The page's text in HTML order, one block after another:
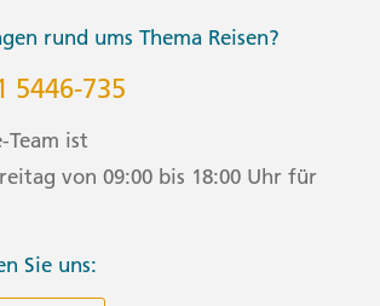
rund ums Thema Reisen?
5446-735
Team ist
von 09:00 bis 18:00 Uhr für
Sie uns: